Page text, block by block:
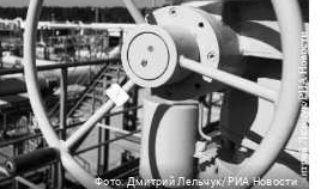
Фото: Дмитрий Лельчук/РИА Новости